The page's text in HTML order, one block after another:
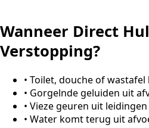
Wanneer Direct
Verstopping?
• Toilet, douche of
• Gorgelnde geluiden uit
• Vieze geuren uit leidingen
• Water komt terug uit